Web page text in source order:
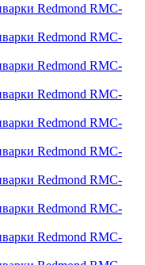
Redmond RMC-
Redmond RMC-
Redmond RMC-
Redmond RMC-
Redmond RMC-
Redmond RMC-
Redmond RMC-
Redmond RMC-
Redmond RMC-